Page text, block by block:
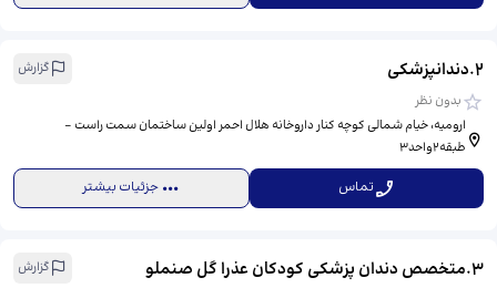
2
.دندانپزشکی
گزارش
بدون نظر
ارومیه، خیام شمالی کوچه کنار داروخانه هلال احمر اولین ساختمان سمت راست -
طبقه۲واحد۳
تماس جزئیات بیشتر
3
.متخصص دندان پزشکی کودکان عذرا گل صنملو
گزارش